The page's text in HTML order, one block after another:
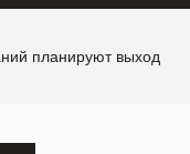
планируют выход